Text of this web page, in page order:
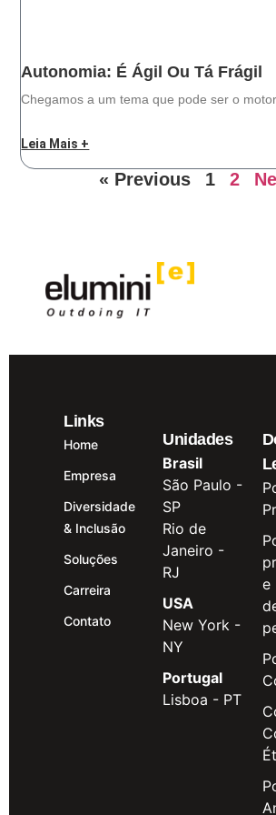
Autonomia: É Ágil Ou Tá Frágil
Chegamos a um tema que pode ser o
Leia Mais +
« Previous 1 2
Links
Home
Empresa
Diversidade
& Inclusão
Soluções
Carreira
Contato
Unidades
Brasil
São Paulo -
SP
Rio de
Janeiro -
RJ
USA
New York -
NY
Portugal
Lisboa - PT
e